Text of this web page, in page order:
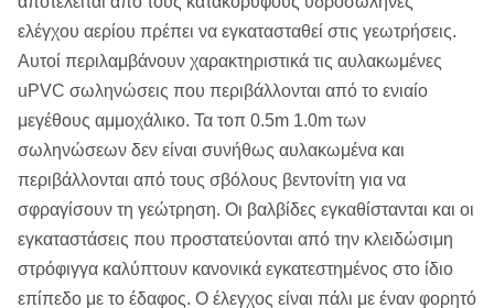
ελέγχου αερίου πρέπει να εγκατασταθεί στις γεωτρήσεις.
Αυτοί περιλαμβάνουν χαρακτηριστικά τις αυλακωμένες
uPVC σωληνώσεις που περιβάλλονται από το ενιαίο
μεγέθους αμμοχάλικο. Τα τοπ 0.5m 1.0m των
σωληνώσεων δεν είναι συνήθως αυλακωμένα και
περιβάλλονται από τους σβόλους βεντονίτη για να
σφραγίσουν τη γεώτρηση. Οι βαλβίδες εγκαθίστανται και οι
εγκαταστάσεις που προστατεύονται από την κλειδώσιμη
στρόφιγγα καλύπτουν κανονικά εγκατεστημένος στο ίδιο
επίπεδο με το έδαφος. Ο έλεγχος είναι πάλι με έναν φορητό